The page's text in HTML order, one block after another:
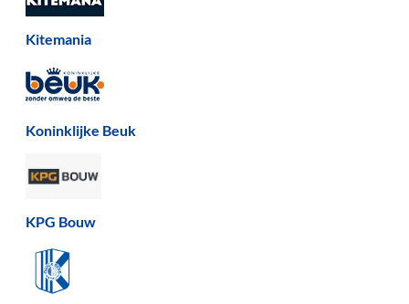
Kitemania
Koninklijke Beuk
KPG Bouw